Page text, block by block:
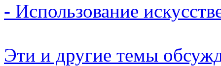
- Использование
Эти и другие темы